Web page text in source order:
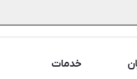
خودرو جایگزین قطعات
خدمات